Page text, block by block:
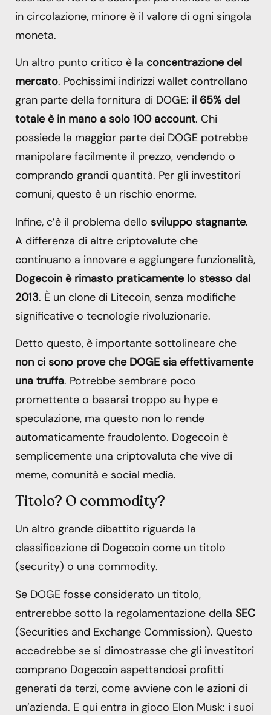
in circolazione, minore è il valore di ogni singola
moneta.
Un altro punto critico è la concentrazione del
mercato. Pochissimi indirizzi wallet controllano
gran parte della fornitura di DOGE: il 65% del
totale è in mano a solo 100 account. Chi
possiede la maggior parte dei DOGE potrebbe
manipolare facilmente il prezzo, vendendo o
comprando grandi quantità. Per gli investitori
comuni, questo è un rischio enorme.
Infine, c’è il problema dello sviluppo stagnante.
A differenza di altre criptovalute che
continuano a innovare e aggiungere funzionalità,
Dogecoin è rimasto praticamente lo stesso dal
2013. È un clone di Litecoin, senza modifiche
significative o tecnologie rivoluzionarie.
Detto questo, è importante sottolineare che
non ci sono prove che DOGE sia effettivamente
una truffa. Potrebbe sembrare poco
promettente o basarsi troppo su hype e
speculazione, ma questo non lo rende
automaticamente fraudolento. Dogecoin è
semplicemente una criptovaluta che vive di
meme, comunità e social media.
Titolo? O commodity?
Un altro grande dibattito riguarda la
classificazione di Dogecoin come un titolo
(security) o una commodity.
Se DOGE fosse considerato un titolo,
entrerebbe sotto la regolamentazione della SEC
(Securities and Exchange Commission). Questo
accadrebbe se si dimostrasse che gli investitori
comprano Dogecoin aspettandosi profitti
generati da terzi, come avviene con le azioni di
un’azienda. E qui entra in gioco Elon Musk: i suoi